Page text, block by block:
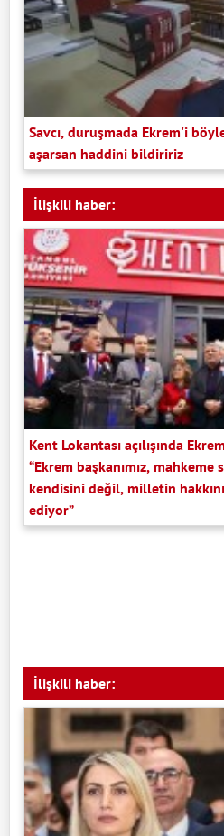
Savcı, duruşmada Ekrem'i
aşarsan haddini bildiririz
İlişkili haber:
Kent Lokantası açılışında
“Ekrem başkanımız, mahkeme
kendisini değil, milletin
ediyor”
İlişkili haber: